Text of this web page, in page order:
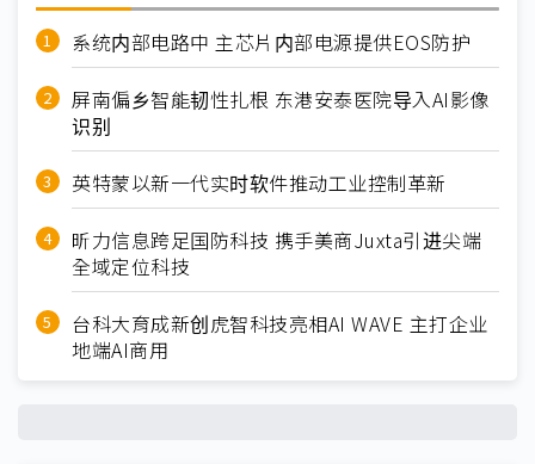
系统内部电路中 主芯片内部电源提供EOS防护
屏南偏乡智能韧性扎根 东港安泰医院导入AI影像
识别
英特蒙以新一代实时软件推动工业控制革新
昕力信息跨足国防科技 携手美商Juxta引进尖端
全域定位科技
台科大育成新创虎智科技亮相AI WAVE 主打企业
地端AI商用